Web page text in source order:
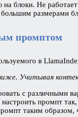
блоки. Не
размерами
промптом
в
Учитывая
с различными
промпт
таким